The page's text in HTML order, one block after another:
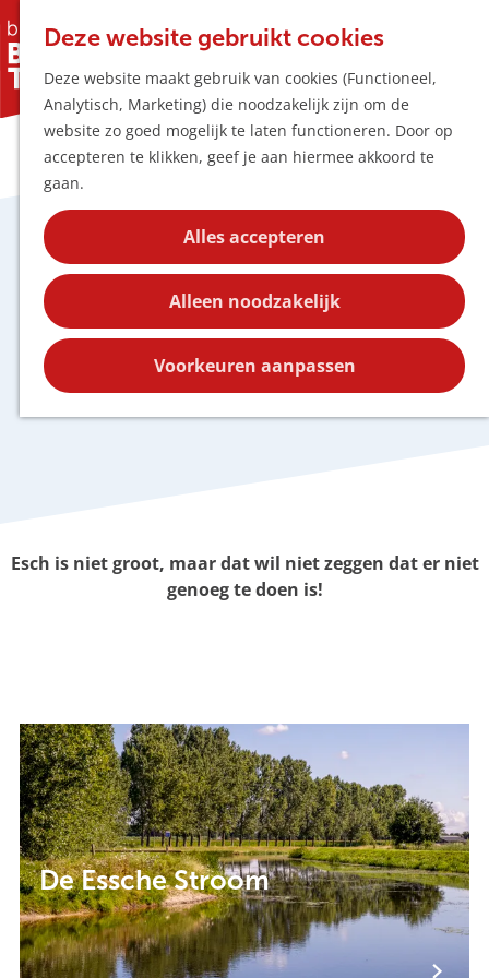
Deze website gebruikt cookies
Deze website maakt gebruik van cookies (Functioneel,
Analytisch, Marketing) die noodzakelijk zijn om de
website zo goed mogelijk te laten functioneren. Door op
accepteren te klikken, geef je aan hiermee akkoord te
gaan.
Alles accepteren
Alleen noodzakelijk
Voorkeuren aanpassen
K
a
r
t
Z
e
k
e
n
e
n
u
Hotspots
Uitagenda
Plan je bezoek
Bereikbaarheid
Overnachten
Kortingen
Blog
Contact
Beleef de hotspots van
Esch
Laat je verrassen door Esch!
Esch is niet groot, maar dat wil niet zeggen dat er niet
genoeg te doen is!
De Essche Stroom
s
c
h
e